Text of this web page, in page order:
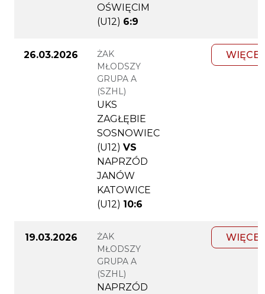
OŚWIĘCIM
(U12) 6:9
26.03.2026
ŻAK
MŁODSZY
GRUPA A
(SZHL)
UKS
ZAGŁĘBIE
SOSNOWIEC
(U12) VS
NAPRZÓD
JANÓW
KATOWICE
(U12) 10:6
WIĘCEJ
19.03.2026
ŻAK
MŁODSZY
GRUPA A
(SZHL)
NAPRZÓD
WIĘCEJ